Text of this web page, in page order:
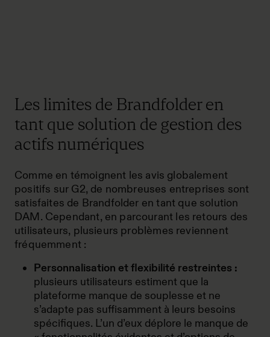
Les limites de Brandfolder en
tant que solution de gestion des
actifs numériques
Comme en témoignent les avis globalement
positifs sur G2, de nombreuses entreprises sont
satisfaites de Brandfolder en tant que solution
DAM. Cependant, en parcourant les retours des
utilisateurs, plusieurs problèmes reviennent
fréquemment :
Personnalisation et flexibilité restreintes :
plusieurs utilisateurs estiment que la
plateforme manque de souplesse et ne
s’adapte pas suffisamment à leurs besoins
spécifiques. L’un d’eux déplore le manque de